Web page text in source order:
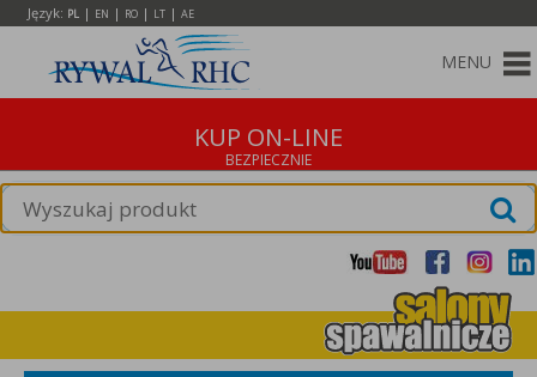
Język: PL | EN | RO | LT | AE
MENU
KUP ON-LINE